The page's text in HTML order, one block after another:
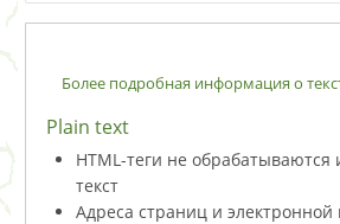
Более подробная информация о
Plain text
HTML-теги не
текст
Адреса страниц и электронной